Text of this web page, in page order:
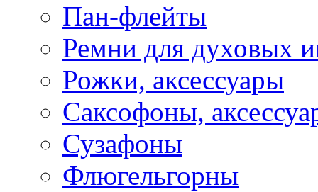
Пан-флейты
Ремни для духовых
Рожки, аксессуары
Саксофоны,
Сузафоны
Флюгельгорны